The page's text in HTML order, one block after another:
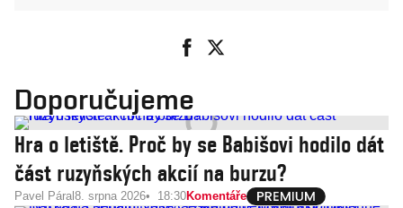
Doporučujeme
Hra o letiště. Proč by se Babišovi hodilo dát
část ruzyňských akcií na burzu?
Pavel Páral 8. srpna 2026 18:30Komentáře